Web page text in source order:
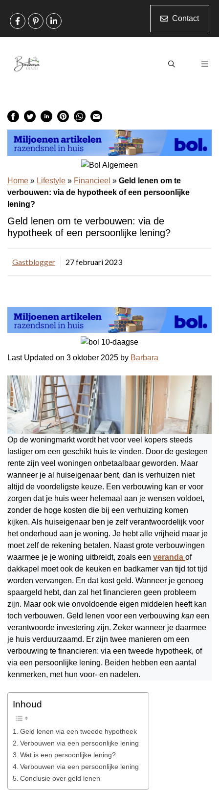
naar
Contact
Home » Lifestyle » Financieel » Geld lenen om te
verbouwen: via de hypotheek of een persoonlijke
lening?
Geld lenen om te verbouwen: via de
hypotheek of een persoonlijke lening?
Gastblogger 27 februari 2023
Last Updated on 3 oktober 2025 by Barbara
Op de woningmarkt wordt het voor veel kopers steeds
lastiger om een geschikt huis te vinden. Door de gestegen
rente zijn veel woningen onbetaalbaar geworden. Maar
wanneer je al huiseigenaar bent, dan is verhuizen niet
altijd de voordeligste keuze. Een verbouwing kan er voor
zorgen dat je huis weer helemaal aan je wensen voldoet,
zonder de hoge kosten die bij een verhuizing komen
kijken. Als huiseigenaar ben je zelf verantwoordelijk voor
het onderhoud aan je woning. Je hebt alle vrijheid maar je
moet zelf de rekening betalen. Naast grote verbouwingen
waarmee je je woning uitbreidt, zoals een veranda of
dakkapel moet ook de keuken en badkamer van tijd tot tijd
worden vervangen. En dat kost geld. Wanneer je genoeg
spaargeld hebt, dan zal het financieren geen probleem
zijn. Maar ook wie onvoldoende eigen middelen heeft kan
toch verbouwen. Geld lenen voor een verbouwing kan een
verantwoorde investering zijn. Zeker wanneer je daarmee
je huis verduurzaamd. Er zijn twee manieren om een
verbouwing te financieren: via een tweede hypotheek, of
via een persoonlijke lening. Beiden hebben een aantal
kenmerken, met hun voor- en nadelen.
Inhoud
Geld lenen via een tweede hypotheek
Verbouwen via een persoonlijke lening
Wat is een persoonlijke lening?
Verbouwen via een persoonlijke lening
Conclusie over geld lenen